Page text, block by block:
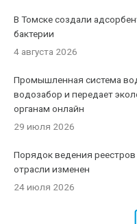
В Томске создали
бактерии
4 августа 2026
Промышленная система
водозабор и передает
органам онлайн
29 июля 2026
Порядок ведения
отрасли изменен
24 июля 2026